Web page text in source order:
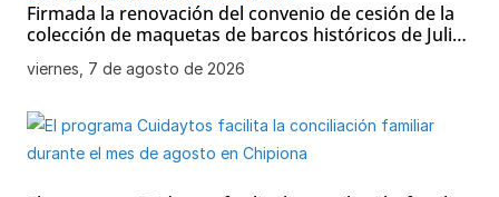
Firmada la renovación del convenio de cesión de la
colección de maquetas de barcos históricos de Julio
Bornay al Ayuntamiento de Chipiona
viernes, 7 de agosto de 2026